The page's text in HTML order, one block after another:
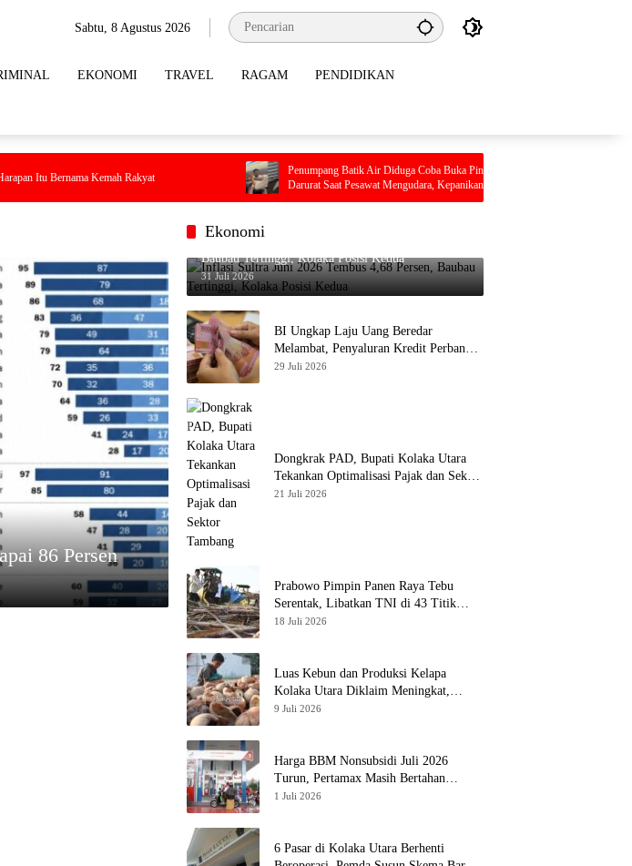
Sabtu, 8 Agustus 2026
EKONOMI TRAVEL RAGAM PENDIDIKAN
Kemah Rakyat
Penumpang Batik Air Diduga Coba Buka Pintu
Darurat Saat Pesawat Mengudara, Kepanikan Pecah
di Dalam Kabin
86 Persen
Ekonomi
Inflasi Sultra Juni 2026 Tembus 4,68 Persen,
Baubau Tertinggi, Kolaka Posisi Kedua
31 Juli 2026
BI Ungkap Laju Uang Beredar
Melambat, Penyaluran Kredit Perbankan
Meningkat
29 Juli 2026
Dongkrak PAD, Bupati Kolaka Utara
Tekankan Optimalisasi Pajak dan Sektor
Tambang
21 Juli 2026
Prabowo Pimpin Panen Raya Tebu
Serentak, Libatkan TNI di 43 Titik
Indonesia
18 Juli 2026
Luas Kebun dan Produksi Kelapa
Kolaka Utara Diklaim Meningkat,
Pemda Tawarkan Peluang Investasi
9 Juli 2026
Harga BBM Nonsubsidi Juli 2026
Turun, Pertamax Masih Bertahan
Rp16.250 per Liter
1 Juli 2026
6 Pasar di Kolaka Utara Berhenti